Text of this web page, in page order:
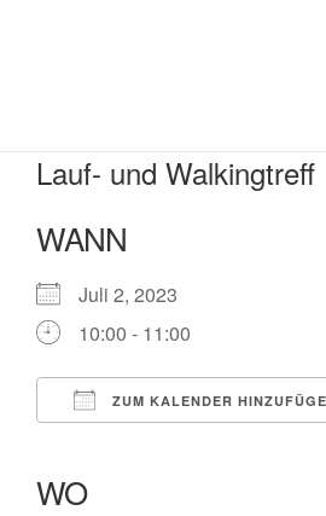
Lauf- und Walkingtreff
WANN
Juli 2, 2023
10:00 - 11:00
ZUM KALENDER
WO